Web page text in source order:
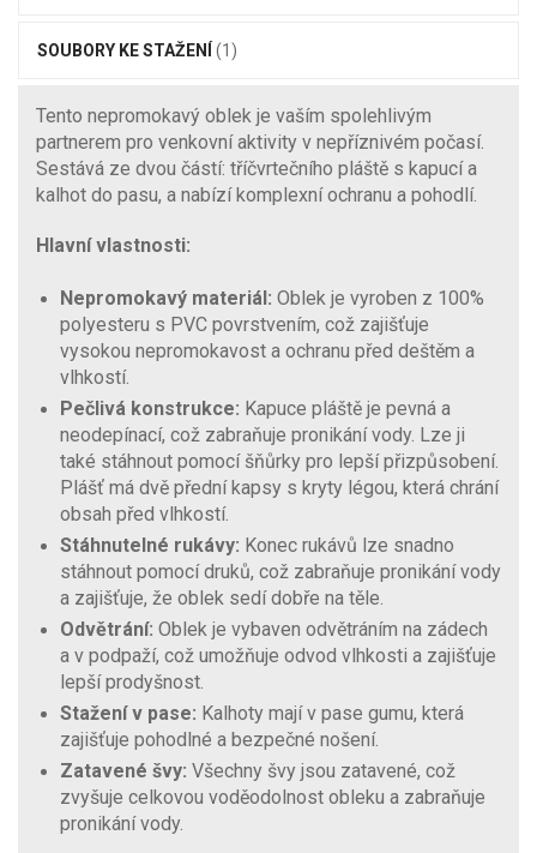
SOUBORY KE STAŽENÍ (1)
Tento nepromokavý oblek je vaším spolehlivým
partnerem pro venkovní aktivity v nepříznivém počasí.
Sestává ze dvou částí: tříčvrtečního pláště s kapucí a
kalhot do pasu, a nabízí komplexní ochranu a pohodlí.
Hlavní vlastnosti:
Nepromokavý materiál: Oblek je vyroben z 100%
polyesteru s PVC povrstvením, což zajišťuje
vysokou nepromokavost a ochranu před deštěm a
vlhkostí.
Pečlivá konstrukce: Kapuce pláště je pevná a
neodepínací, což zabraňuje pronikání vody. Lze ji
také stáhnout pomocí šňůrky pro lepší přizpůsobení.
Plášť má dvě přední kapsy s kryty légou, která chrání
obsah před vlhkostí.
Stáhnutelné rukávy: Konec rukávů lze snadno
stáhnout pomocí druků, což zabraňuje pronikání vody
a zajišťuje, že oblek sedí dobře na těle.
Odvětrání: Oblek je vybaven odvětráním na zádech
a v podpaží, což umožňuje odvod vlhkosti a zajišťuje
lepší prodyšnost.
Stažení v pase: Kalhoty mají v pase gumu, která
zajišťuje pohodlné a bezpečné nošení.
Zatavené švy: Všechny švy jsou zatavené, což
zvyšuje celkovou voděodolnost obleku a zabraňuje
pronikání vody.